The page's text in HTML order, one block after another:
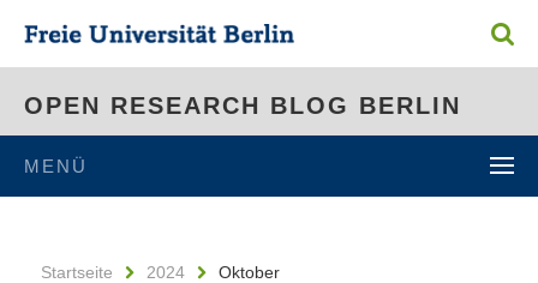
OPEN RESEARCH BLOG BERLIN
MENÜ
Startseite 2024 Oktober